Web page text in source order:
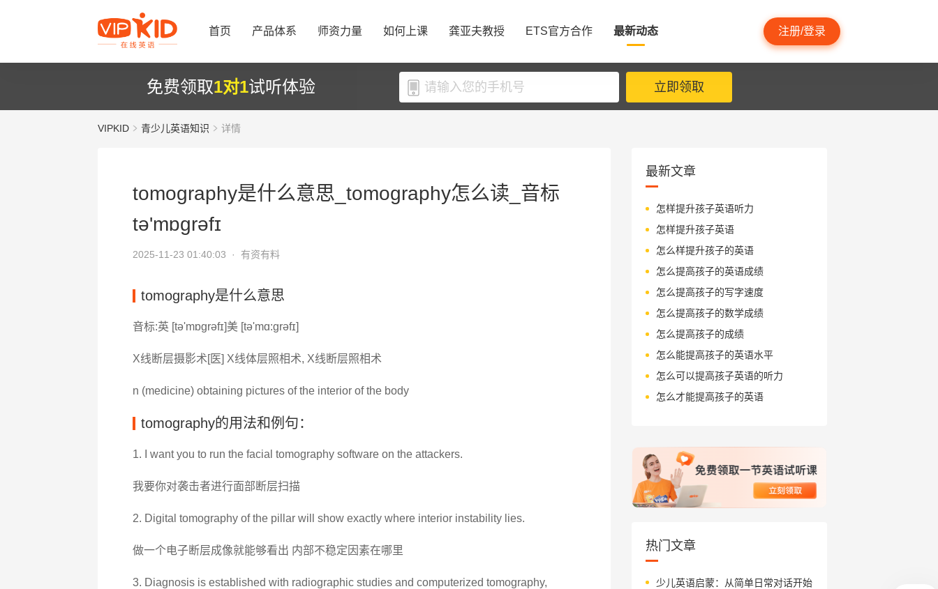
首页 产品体系 师资力量 如何上课 龚亚夫教授 ETS官方合作 最新动态 注册/登录
免费领取1对1试听体验 立即领取
VIPKID 青少儿英语知识 详情
tomography是什么意思_tomography怎么读_音标
tə'mɒɡrəfɪ
2025-11-23 01:40:03 · 有资有料
tomography是什么意思
音标:英 [tə'mɒɡrəfɪ]美 [tə'mɑ:ɡrəfɪ]
X线断层摄影术[医] X线体层照相术, X线断层照相术
n (medicine) obtaining pictures of the interior of the body
tomography的用法和例句：
1. I want you to run the facial tomography software on the attackers.
我要你对袭击者进行面部断层扫描
2. Digital tomography of the pillar will show exactly where interior instability lies.
做一个电子断层成像就能够看出 内部不稳定因素在哪里
3. Diagnosis is established with radiographic studies and computerized tomography,
最新文章
怎样提升孩子英语听力
怎样提升孩子英语
怎么样提升孩子的英语
怎么提高孩子的英语成绩
怎么提高孩子的写字速度
怎么提高孩子的数学成绩
怎么提高孩子的成绩
怎么能提高孩子的英语水平
怎么可以提高孩子英语的听力
怎么才能提高孩子的英语
热门文章
少儿英语启蒙：从简单日常对话开始